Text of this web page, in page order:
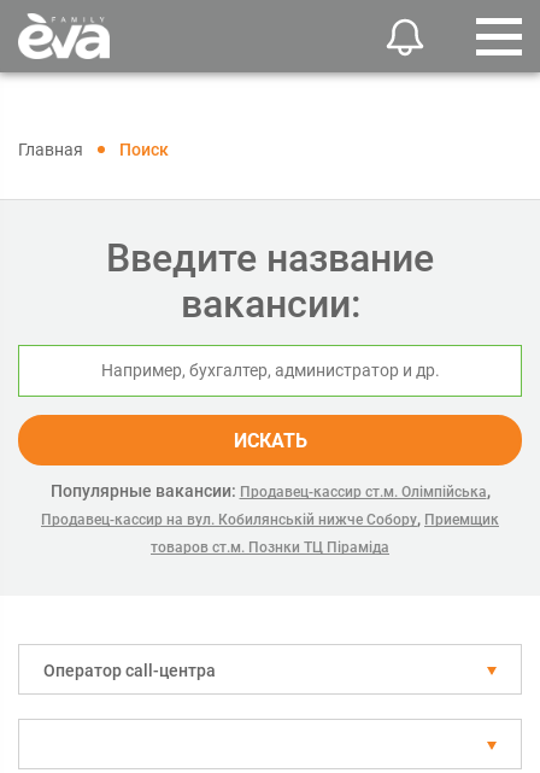
Главная Поиск
Введите название
вакансии:
ИСКАТЬ
Популярные вакансии: Продавец-кассир ст.м. Олімпійська,
Продавец-кассир на вул. Кобилянській нижче Собору, Приемщик
товаров ст.м. Познки ТЦ Піраміда
Оператор call-центра